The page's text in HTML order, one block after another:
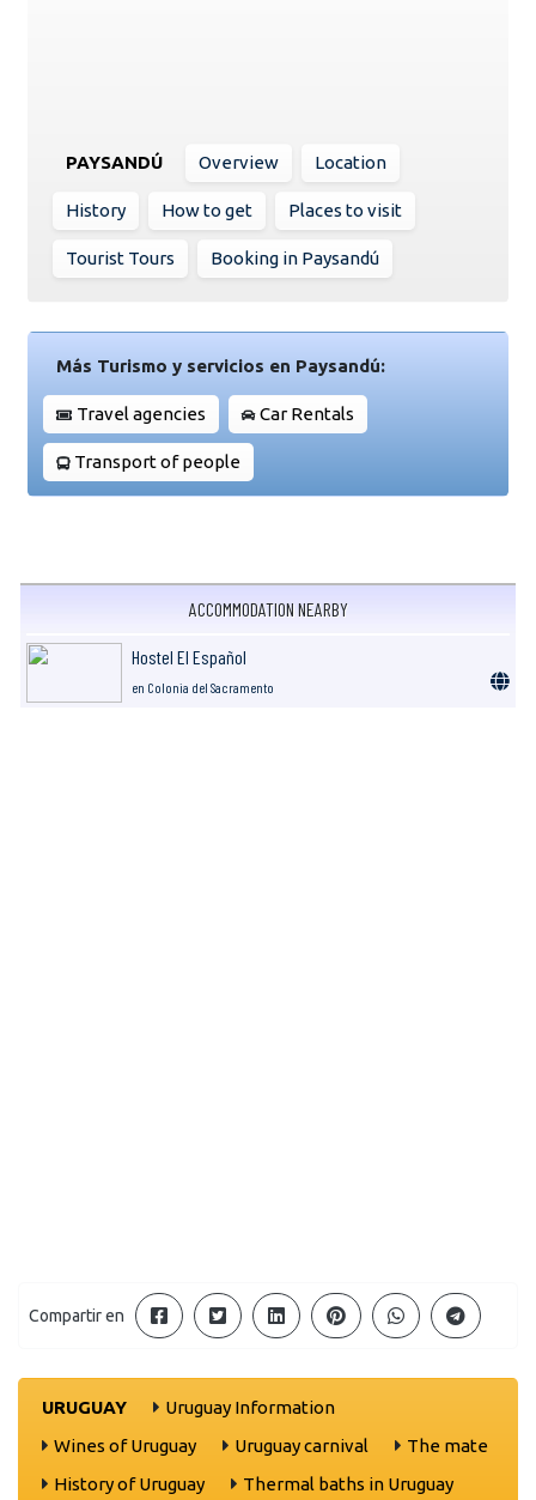
PAYSANDÚ Overview Location
History How to get Places to visit
Tourist Tours Booking in Paysandú
Más Turismo y servicios en Paysandú:
Travel agencies Car Rentals
Transport of people
ACCOMMODATION NEARBY
Hostel El Español
en Colonia del Sacramento
Compartir en
URUGUAY
Uruguay Information
Wines of Uruguay
Uruguay carnival
The mate
History of Uruguay
Thermal baths in Uruguay